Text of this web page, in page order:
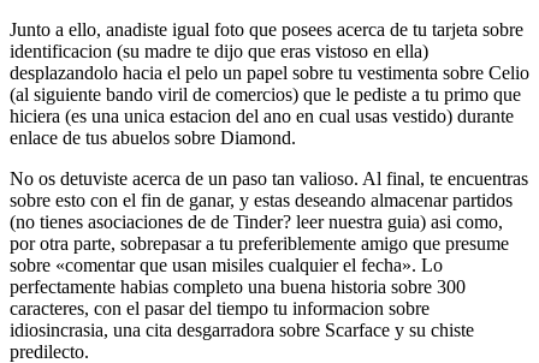
Junto a ello, anadiste igual foto que posees acerca de tu tarjeta sobre
identificacion (su madre te dijo que eras vistoso en ella)
desplazandolo hacia el pelo un papel sobre tu vestimenta sobre Celio
(al siguiente bando viril de comercios) que le pediste a tu primo que
hiciera (es una unica estacion del ano en cual usas vestido) durante
enlace de tus abuelos sobre Diamond.
No os detuviste acerca de un paso tan valioso. Al final, te encuentras
sobre esto con el fin de ganar, y estas deseando almacenar partidos
(no tienes asociaciones de de Tinder? leer nuestra guia) asi­ como,
por otra parte, sobrepasar a tu preferiblemente amigo que presume
sobre «comentar que usan misiles cualquier el fecha». Lo
perfectamente habias completo una buena historia sobre 300
caracteres, con el pasar del tiempo tu informacion sobre
idiosincrasia, una cita desgarradora sobre Scarface y su chiste
predilecto.